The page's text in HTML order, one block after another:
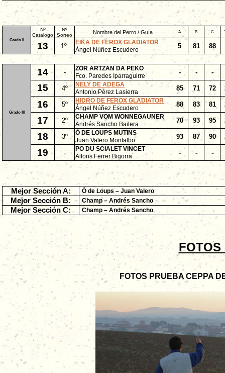
Grado II
Nº
Catalogo
Nº
Sorteo
Nombre del Perro / Guía A B C
13 1º EIKA DE FEROX GLADIATOR 5 81 88
Ángel Núñez Escudero
Grado III
14 - ZOR ARTZAN DA PEKO - - -
Fco. Paredes Iparraguirre
15 4º NELY DE ADEGA 85 71 72
Antonio Pérez Lasierra
16 5º HIDRO DE FEROX GLADIATOR 88 83 81
Ángel Núñez Escudero
17 2º CHAMP VOM WONNEGAUNER 70 93 95
Andrés Sancho Bailera
18 3º Ò DE LOUPS MUTINS 93 87 90
Juan Valero Montalbo
19 - PO DU SCIALET VINCET - - -
Alfons Ferrer Bigorra
Mejor Sección A: Ò de Loups – Juan Valero
Mejor Sección B: Champ – Andrés Sancho
Mejor Sección C: Champ – Andrés Sancho
FOTOS
FOTOS PRUEBA CEPPA